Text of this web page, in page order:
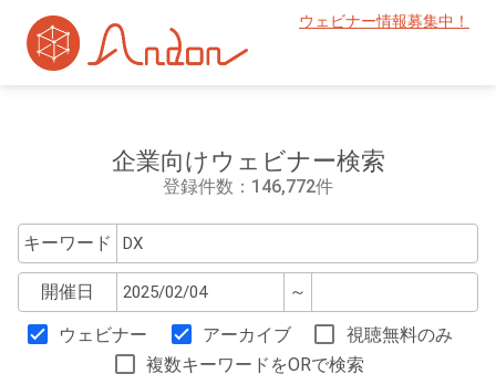
ウェビナー情報募集中！
企業向けウェビナー検索
登録件数：146,772件
キーワード
開催日 ～
ウェビナー アーカイブ
視聴無料のみ
複数キーワードをORで検索